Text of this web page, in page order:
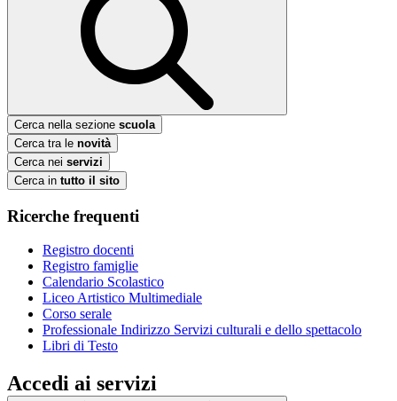
Cerca nella sezione scuola
Cerca tra le novità
Cerca nei servizi
Cerca in tutto il sito
Ricerche frequenti
Registro docenti
Registro famiglie
Calendario Scolastico
Liceo Artistico Multimediale
Corso serale
Professionale Indirizzo Servizi culturali e dello spettacolo
Libri di Testo
Accedi ai servizi